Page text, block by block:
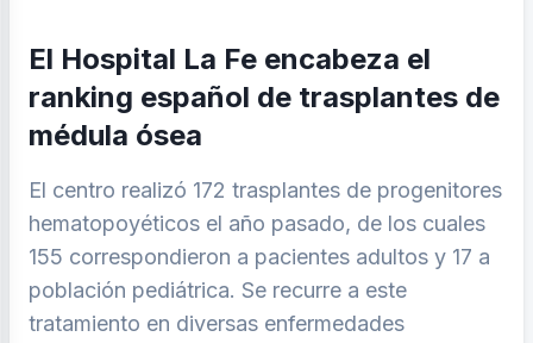
El Hospital La Fe encabeza el
ranking español de trasplantes de
médula ósea
El centro realizó 172 trasplantes de progenitores
hematopoyéticos el año pasado, de los cuales
155 correspondieron a pacientes adultos y 17 a
población pediátrica. Se recurre a este
tratamiento en diversas enfermedades